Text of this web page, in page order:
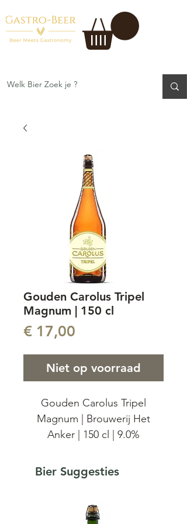
Gouden Carolus Tripel
Magnum | 150 cl
€ 17,00
Niet op voorraad
Gouden Carolus Tripel
Magnum | Brouwerij Het
Anker | 150 cl | 9.0%
Gouden Carolus Tripel,
Magnum editie, dit goudgele
gebrouwen met de beste
Bier Suggesties